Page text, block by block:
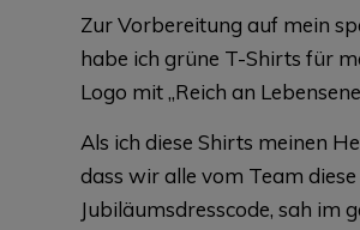
Zur Vorbereitung auf mein
habe ich grüne T-Shirts für
Logo mit „Reich an
Als ich diese Shirts meinen
dass wir alle vom Team
Jubiläumsdresscode, sah im